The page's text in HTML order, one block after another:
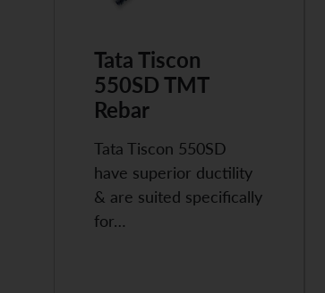
Tata Tiscon
550SD TMT
Rebar
Tata Tiscon 550SD
have superior ductility
& are suited specifically
for…